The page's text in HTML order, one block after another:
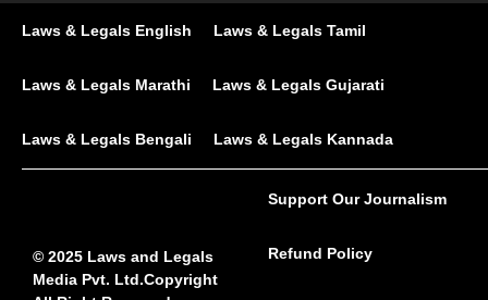
Laws & Legals English Laws & Legals Tamil
Laws & Legals Marathi Laws & Legals Gujarati
Laws & Legals Bengali Laws & Legals Kannada
© 2025 Laws and Legals
Media Pvt. Ltd.Copyright
Support Our Journalism
Refund Policy